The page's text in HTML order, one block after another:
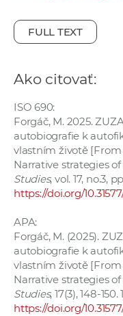
FULL TEXT
Ako citovať:
ISO 690:
Forgáč, M. 2025.
autobiografie k
vlastním životě
Narrative strategies
Studies, vol. 17, no.3,
https://doi.org/
APA:
Forgáč, M. (2025).
autobiografie k
vlastním životě
Narrative strategies
Studies, 17(3), 148-150.
https://doi.org/